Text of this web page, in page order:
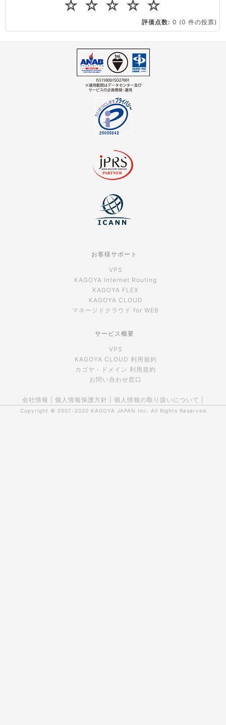
CPUやメモリをアップグレードしたい
☆
☆
☆
☆
☆
評価点数: 0 (0 件の投票)
お客様サポート
VPS
KAGOYA Internet Routing
KAGOYA FLEX
KAGOYA CLOUD
マネージドクラウド for WEB
サービス概要
VPS
KAGOYA CLOUD 利用規約
カゴヤ・ドメイン 利用規約
お問い合わせ窓口
会社情報 個人情報保護方針 個人情報の取り扱いについて
Copyright © 2007-2020 KAGOYA JAPAN Inc. All Rights Reserved.